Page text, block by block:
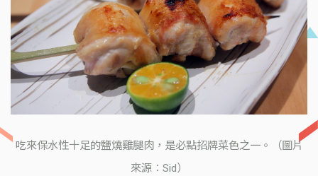
吃來保水性十足的鹽燒雞腿肉，是必點招牌菜色之一。（圖片
來源：Sid）